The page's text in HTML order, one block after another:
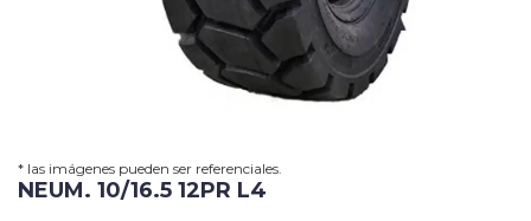
* las imágenes pueden ser referenciales.
NEUM. 10/16.5 12PR L4